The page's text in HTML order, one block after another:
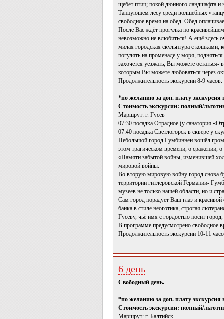
щебет птиц; покой дюнного ландшафта и
Танцующем лесу среди волшебных
свободное время на обед. Обед
После Вас ждёт прогулка по
невозможно не влюбиться! А ещё здесь
милая городская скульптура с
погулять на променаде у моря,
захочется уезжать, Вы можете
которым Вы можете любоваться через
Продолжительность экскурсии 8-9 часов.
*по желанию за доп. плату экскурсия
Стоимость экскурсии: полный/
Маршрут: г. Гусев
07:30 посадка Отрадное (у санатория
07:40 посадка Светлогорск в сквере у
Небольшой город Гумбиннен вошёл
этом трагическом времени, о сражении,
«Памяти забытой войны, изменившей
мировой войны.
Во вторую мировую войну город снова
территории гитлеровской Германии-
музеев не только нашей области, но и
Сам город порадует Ваш глаз и красивой
банка в стиле неоготика, строгая
Гусеву, чьё имя с гордостью носит
В программе предусмотрено свободное
Продолжительность экскурсии 10-11
6 день
Свободный день.
*по желанию за доп. плату экскурсия
Стоимость экскурсии: полный/
Маршрут: г. Балтийск